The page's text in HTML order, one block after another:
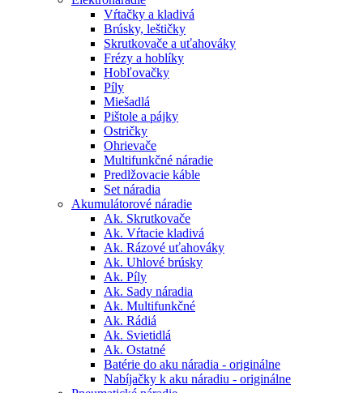
Vŕtačky a kladivá
Brúsky, leštičky
Skrutkovače a uťahováky
Frézy a hoblíky
Hobľovačky
Píly
Miešadlá
Pištole a pájky
Ostričky
Ohrievače
Multifunkčné náradie
Predlžovacie káble
Set náradia
Akumulátorové náradie
Ak. Skrutkovače
Ak. Vŕtacie kladivá
Ak. Rázové uťahováky
Ak. Uhlové brúsky
Ak. Píly
Ak. Sady náradia
Ak. Multifunkčné
Ak. Rádiá
Ak. Svietidlá
Ak. Ostatné
Batérie do aku náradia - originálne
Nabíjačky k aku náradiu - originálne